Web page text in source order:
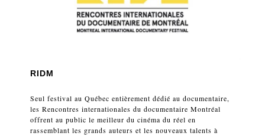
RIDM
Seul festival au Québec entièrement dédié au documentaire,
les Rencontres internationales du documentaire Montréal
offrent au public le meilleur du cinéma du réel en
rassemblant les grands auteurs et les nouveaux talents à